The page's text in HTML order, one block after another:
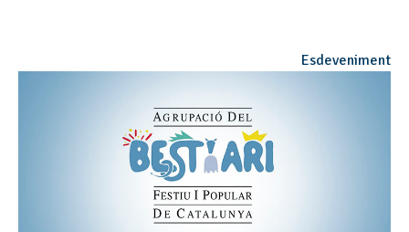
Esdeveniment